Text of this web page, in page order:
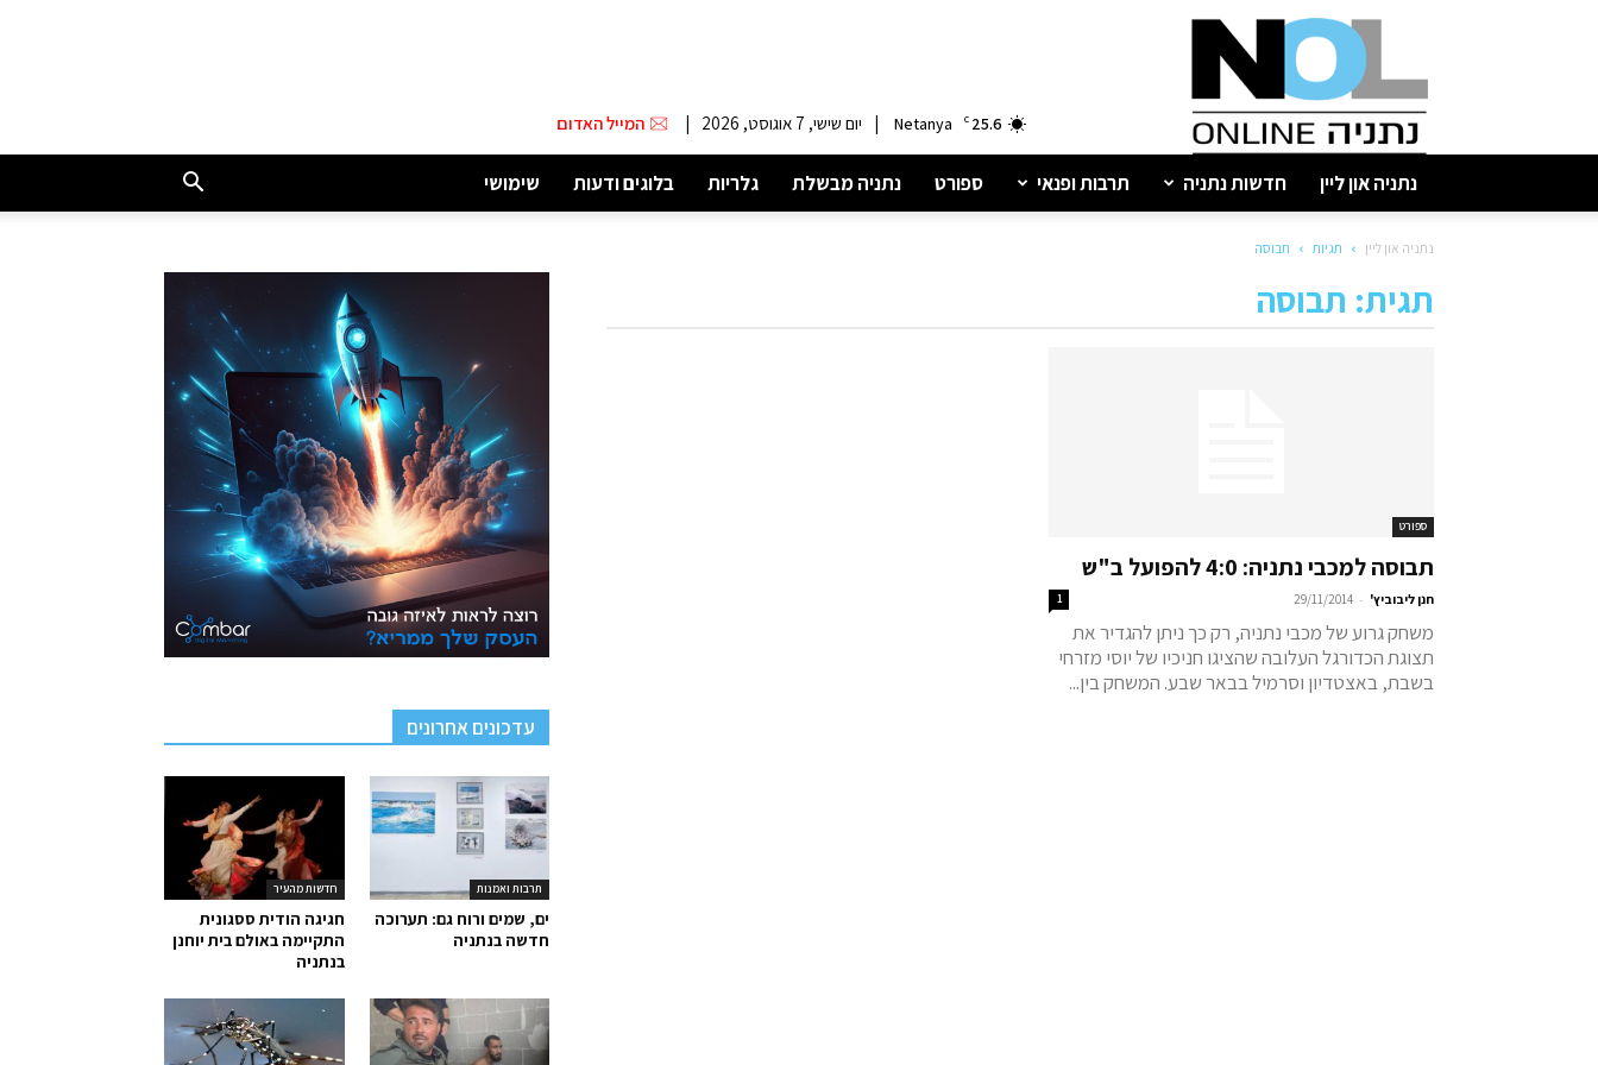
נתניה
25.6
C
Netanya
| יום שישי, 7 אוגוסט, 2026 | המייל האדום
נתניה און ליין חדשות נתניה תרבות ופנאי ספורט נתניה מבשלת גלריות בלוגים ודעות שימושי
נתניה און ליין תגיות תבוסה
תגית: תבוסה
ספורט
תבוסה למכבי נתניה: 4:0 להפועל ב"ש
חנן ליבוביץ' -
29/11/2014
1
משחק גרוע של מכבי נתניה, רק כך ניתן להגדיר את
תצוגת הכדורגל העלובה שהציגו חניכיו של יוסי מזרחי
בשבת, באצטדיון וסרמיל בבאר שבע. המשחק בין...
עדכונים אחרונים
חדשות מהעיר
חגיגה הודית ססגונית
התקיימה באולם בית יוחנן
בנתניה
תרבות ואמנות
ים, שמים ורוח גם: תערוכה
חדשה בנתניה